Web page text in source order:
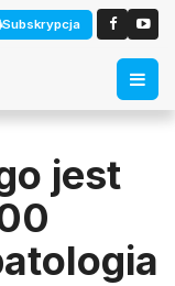
Subskrypcja
jest